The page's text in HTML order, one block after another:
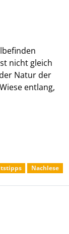
nicht gleich
Natur der
entlang,
Nachlese